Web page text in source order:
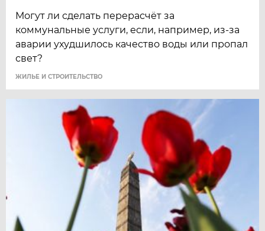
Могут ли сделать перерасчёт за
коммунальные услуги, если, например, из-за
аварии ухудшилось качество воды или пропал
свет?
ЖИЛЬЕ И СТРОИТЕЛЬСТВО